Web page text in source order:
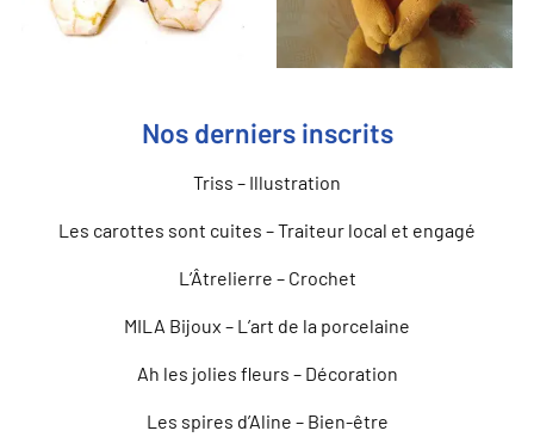
Nos derniers inscrits
Triss – Illustration
Les carottes sont cuites – Traiteur local et engagé
L’Âtrelierre – Crochet
MILA Bijoux – L’art de la porcelaine
Ah les jolies fleurs – Décoration
Les spires d’Aline – Bien-être